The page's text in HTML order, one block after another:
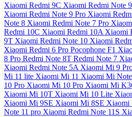
Xiaomi Redmi 9C Xiaomi Redmi Note
Xiaomi Redmi Note 9 Pro Xiaomi
Note 8 Xiaomi Redmi Note 7 Pro
Redmi 10C Xiaomi Redmi 10A Xiaomi
9T Xiaomi Redmi Note 10 Xiaomi
Xiaomi Redmi 6 Pro Pocophone F1
8 Pro Redmi Note 8T Redmi Note 7
Xiaomi Redmi Note 5A Xiaomi Mi 9
Mi 11 lite Xiaomi Mi 11 Xiaomi Mi
10 Pro Xiaomi Mi 10 Pro Xiaomi Mi
Xiaomi Mi 10T Xiaomi Mi 10 Lite
Xiaomi Mi 9SE Xiaomi Mi 8SE Xiaomi
Note 11 pro Xiaomi Redmi Note 11S